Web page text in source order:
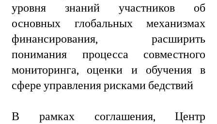
уровня знаний участников об
основных глобальных механизмах
финансирования, расширить
понимания процесса совместного
мониторинга, оценки и обучения в
сфере управления рисками бедствий
В рамках соглашения, Центр